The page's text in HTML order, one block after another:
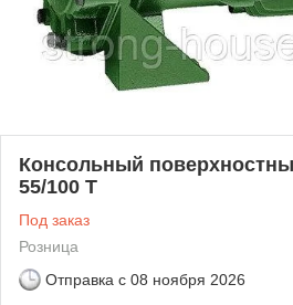
Консольный
55/100 T
Под заказ
Розница
Отправка с 08 ноября 2026